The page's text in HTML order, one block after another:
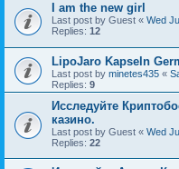
I am the new girl
Last post by Guest « Wed
Replies: 12
LipoJaro Kapseln
Last post by minetes435 «
Replies: 9
Исследуйте
казино.
Last post by Guest « Wed
Replies: 22